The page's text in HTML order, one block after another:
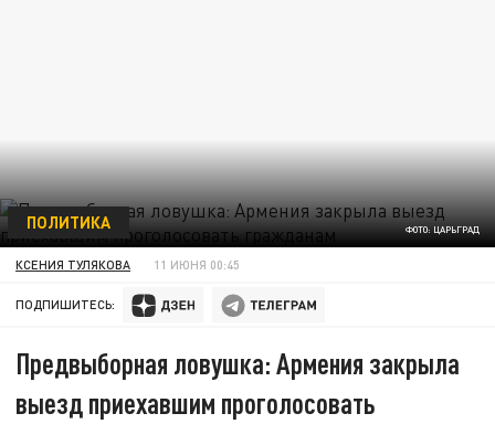
ФОТО: ЦАРЬГРАД
ПОЛИТИКА
КСЕНИЯ ТУЛЯКОВА 11 ИЮНЯ 00:45
ПОДПИШИТЕСЬ:
Предвыборная ловушка: Армения закрыла
выезд приехавшим проголосовать